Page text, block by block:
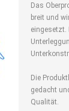
Das
breit und
eingesetzt.
Die
gedacht
Qualität.